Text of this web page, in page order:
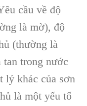
cầu về độ
là mờ), độ
(thường là
tan trong nước
lý khác của sơn
là một yếu tố